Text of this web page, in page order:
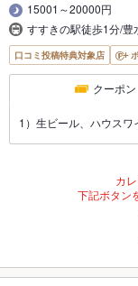
15001～20000円
すすきの駅徒歩1分/
口コミ投稿特典対象店
クーポン
1）生ビール、ハウス
カ
下記ボタン